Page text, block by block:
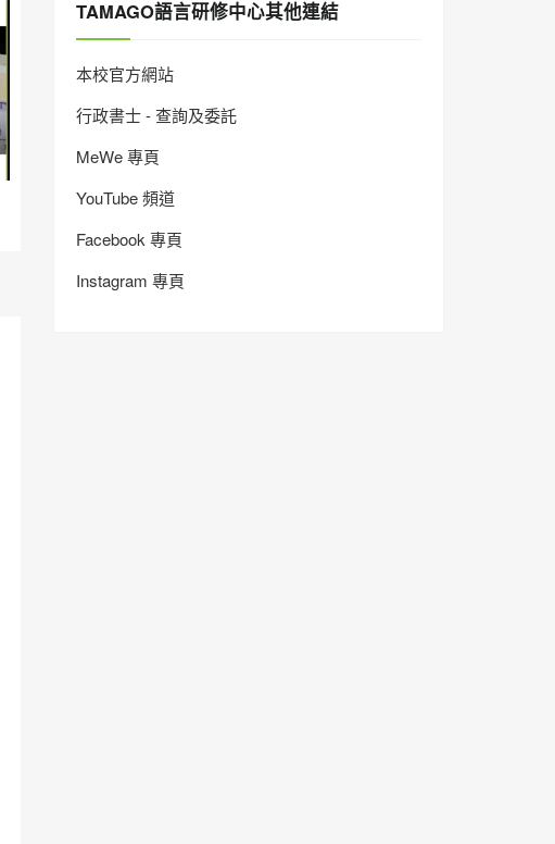
TAMAGO語言研修中心其他連結
本校官方網站
行政書士 - 查詢及委託
MeWe 專頁
YouTube 頻道
Facebook 專頁
Instagram 專頁